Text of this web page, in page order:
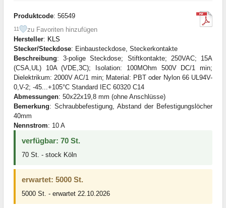
Produktcode: 56549
11
zu Favoriten hinzufügen
Hersteller: KLS
Stecker/Steckdose: Einbausteckdose, Steckerkontakte
Beschreibung: 3-polige Steckdose; Stiftkontakte; 250VAC; 15A
(CSA,UL) 10A (VDE,3C); Isolation: 100MOhm 500V DC/1 min;
Dielektrikum: 2000V AC/1 min; Material: PBT oder Nylon 66 UL94V-
0,V-2; -45...+105°C Standard IEC 60320 C14
Abmessungen: 50x22x19,8 mm (ohne Anschlüsse)
Bemerkung: Schraubbefestigung, Abstand der Befestigungslöcher
40mm
Nennstrom: 10 A
verfügbar: 70 St.
70 St. - stock Köln
erwartet: 5000 St.
5000 St. - erwartet 22.10.2026